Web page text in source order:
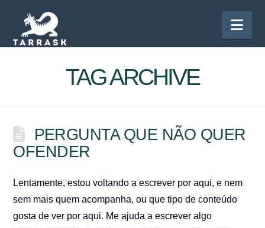
TAG ARCHIVE
PERGUNTA QUE NÃO QUER
OFENDER
Lentamente, estou voltando a escrever por aqui, e nem
sem mais quem acompanha, ou que tipo de conteúdo
gosta de ver por aqui. Me ajuda a escrever algo